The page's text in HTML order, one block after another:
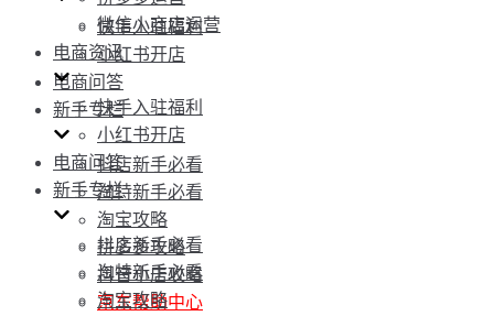
快手入驻福利
小红书开店
电商问答
新手专栏
抖店新手必看
淘特新手必看
淘宝攻略
拼多多攻略
抖音小店攻略
京东帮助中心
微信小商店运营
电商资讯
快手入驻福利
小红书开店
电商问答
新手专栏
抖店新手必看
淘特新手必看
淘宝攻略